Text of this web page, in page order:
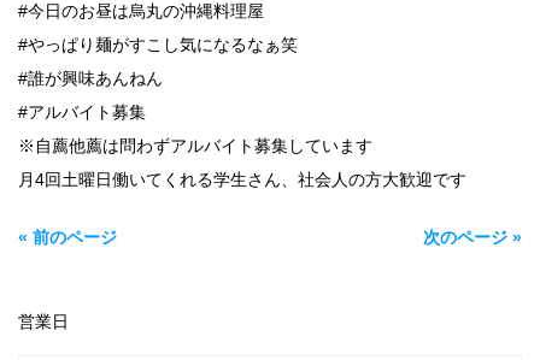
#今日のお昼は烏丸の沖縄料理屋
#やっぱり麺がすこし気になるなぁ笑
#誰が興味あんねん
#アルバイト募集
※自薦他薦は問わずアルバイト募集しています
月4回土曜日働いてくれる学生さん、社会人の方大歓迎です
« 前のページ 次のページ »
営業日